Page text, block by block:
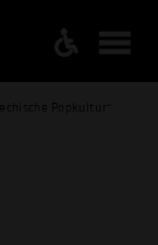
Popkultur“